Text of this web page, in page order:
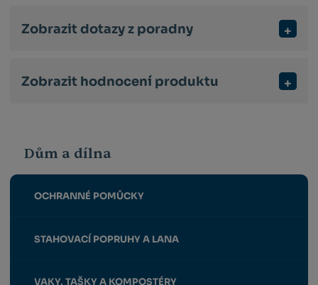
Zobrazit dotazy z poradny
Zobrazit hodnocení produktu
Dům a dílna
OCHRANNÉ POMŮCKY
STAHOVACÍ POPRUHY A LANA
VAKY, TAŠKY A KOMPOSTÉRY